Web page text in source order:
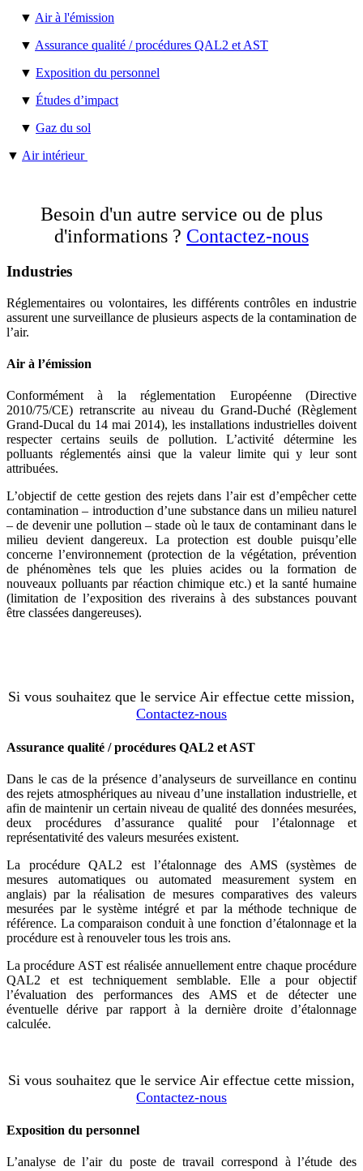
▼ Air à l'émission
▼ Assurance qualité / procédures QAL2 et AST
▼ Exposition du personnel
▼ Études d’impact
▼ Gaz du sol
▼ Air intérieur
Besoin d'un autre service ou de plus
d'informations ? Contactez-nous
Industries
Réglementaires ou volontaires, les différents contrôles en industrie
assurent une surveillance de plusieurs aspects de la contamination de
l’air.
Air à l’émission
Conformément à la réglementation Européenne (Directive
2010/75/CE) retranscrite au niveau du Grand-Duché (Règlement
Grand-Ducal du 14 mai 2014), les installations industrielles doivent
respecter certains seuils de pollution. L’activité détermine les
polluants réglementés ainsi que la valeur limite qui y leur sont
attribuées.
L’objectif de cette gestion des rejets dans l’air est d’empêcher cette
contamination – introduction d’une substance dans un milieu naturel
– de devenir une pollution – stade où le taux de contaminant dans le
milieu devient dangereux. La protection est double puisqu’elle
concerne l’environnement (protection de la végétation, prévention
de phénomènes tels que les pluies acides ou la formation de
nouveaux polluants par réaction chimique etc.) et la santé humaine
(limitation de l’exposition des riverains à des substances pouvant
être classées dangereuses).
Si vous souhaitez que le service Air effectue cette mission,
Contactez-nous
Assurance qualité / procédures QAL2 et AST
Dans le cas de la présence d’analyseurs de surveillance en continu
des rejets atmosphériques au niveau d’une installation industrielle, et
afin de maintenir un certain niveau de qualité des données mesurées,
deux procédures d’assurance qualité pour l’étalonnage et
représentativité des valeurs mesurées existent.
La procédure QAL2 est l’étalonnage des AMS (systèmes de
mesures automatiques ou automated measurement system en
anglais) par la réalisation de mesures comparatives des valeurs
mesurées par le système intégré et par la méthode technique de
référence. La comparaison conduit à une fonction d’étalonnage et la
procédure est à renouveler tous les trois ans.
La procédure AST est réalisée annuellement entre chaque procédure
QAL2 et est techniquement semblable. Elle a pour objectif
l’évaluation des performances des AMS et de détecter une
éventuelle dérive par rapport à la dernière droite d’étalonnage
calculée.
Si vous souhaitez que le service Air effectue cette mission,
Contactez-nous
Exposition du personnel
L’analyse de l’air du poste de travail correspond à l’étude des